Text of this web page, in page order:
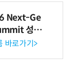
Next-Ge
성황
바로가기>